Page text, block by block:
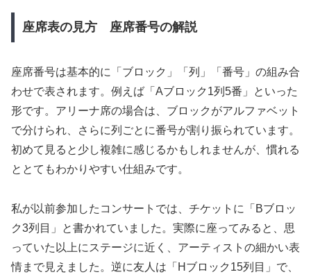
座席表の見方 座席番号の解説
座席番号は基本的に「ブロック」「列」「番号」の組み合
わせで表されます。例えば「Aブロック1列5番」といった
形です。アリーナ席の場合は、ブロックがアルファベット
で分けられ、さらに列ごとに番号が割り振られています。
初めて見ると少し複雑に感じるかもしれませんが、慣れる
ととてもわかりやすい仕組みです。
私が以前参加したコンサートでは、チケットに「Bブロッ
ク3列目」と書かれていました。実際に座ってみると、思
っていた以上にステージに近く、アーティストの細かい表
情まで見えました。逆に友人は「Hブロック15列目」で、